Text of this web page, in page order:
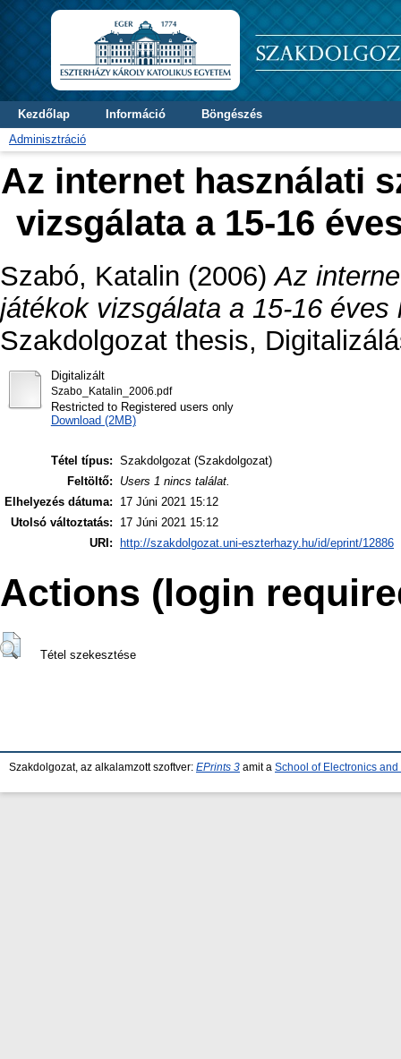
Kezdőlap Információ
Böngészés
Adminisztráció
Az internet használati
vizsgálata a 15-16
Szabó, Katalin (2006)Az
játékok vizsgálata a 15-16
Szakdolgozat thesis,
Digitalizált
Szabo_Katalin_2006.pdf
Restricted to Registered users only
Download (2MB)
Tétel típus: Szakdolgozat (Szakdolgozat)
Feltöltő:
Users 1 nincs találat.
Elhelyezés dátuma:
17 Júni 2021 15:12
Utolsó változtatás:
17 Júni 2021 15:12
URI:
http://szakdolgozat.uni-eszterhazy.hu/id/eprint/12886
Actions (login
Tétel szekesztése
Szakdolgozat, az alkalamzott szoftver: EPrints 3 amit a School of Electronics